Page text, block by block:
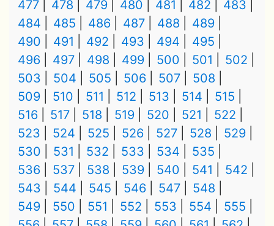
477 478 479 480 481 482
483
484
485 486 487 488
489
490
491 492 493 494
495
496
497 498 499 500 501
502
503
504 505 506 507
508
509
510 511 512 513 514
515
516
517 518 519 520 521
522
523
524 525 526 527 528
529
530
531 532 533 534
535
536
537 538 539 540 541
542
543
544 545 546 547
548
549
550 551 552 553 554
555